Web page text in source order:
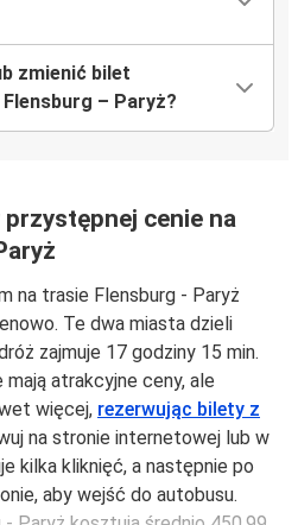
zmienić bilet
– Paryż?
cenie na
na trasie Flensburg - Paryż
Te dwa miasta dzieli
zajmuje 17 godziny 15 min.
mają atrakcyjne ceny, ale
więcej, rezerwując bilety z
na stronie internetowej lub w
kilka kliknięć, a następnie po
aby wejść do autobusu.